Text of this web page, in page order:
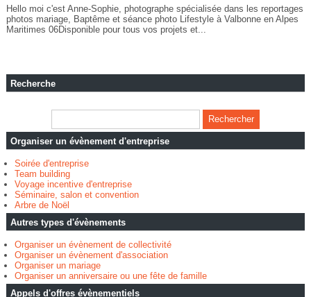
Hello moi c'est Anne-Sophie, photographe spécialisée dans les reportages
photos mariage, Baptême et séance photo Lifestyle à Valbonne en Alpes
Maritimes 06Disponible pour tous vos projets et...
Recherche
Organiser un évènement d'entreprise
Soirée d'entreprise
Team building
Voyage incentive d'entreprise
Séminaire, salon et convention
Arbre de Noël
Autres types d'évènements
Organiser un évènement de collectivité
Organiser un évènement d'association
Organiser un mariage
Organiser un anniversaire ou une fête de famille
Appels d'offres évènementiels